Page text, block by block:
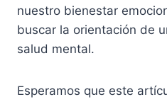
nuestro bienestar
buscar la orientación de
salud mental.
Esperamos que este